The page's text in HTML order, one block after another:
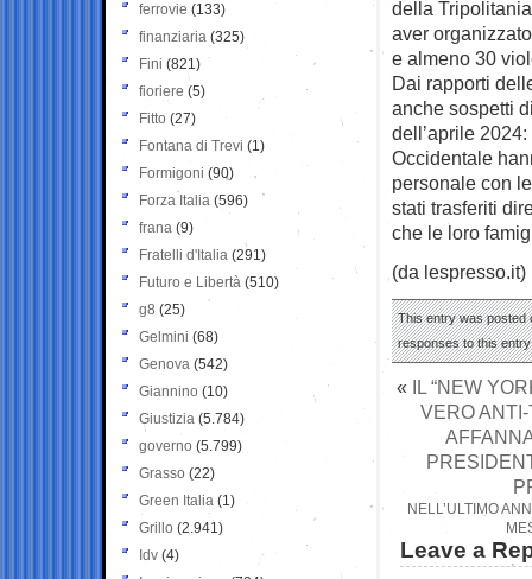
della
aver
e almeno 30
Dai rapporti
anche sospetti
dell’aprile
Occidentale
personale con
stati trasferiti
che le loro
(da lespresso.it)
This entry was posted
responses to this
« IL “NEW
VERO
NELL’ULTIMO
Leave a
ferrovie (133)
finanziaria (325)
Fini (821)
fioriere (5)
Fitto (27)
Fontana di Trevi (1)
Formigoni (90)
Forza Italia (596)
frana (9)
Fratelli d'Italia (291)
Futuro e Libertà (510)
g8 (25)
Gelmini (68)
Genova (542)
Giannino (10)
Giustizia (5.784)
governo (5.799)
Grasso (22)
Green Italia (1)
Grillo (2.941)
Idv (4)